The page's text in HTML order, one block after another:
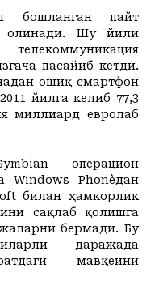
бошланган пайт
олинади. Шу йили
пасайиб кетди.
ошиқ смартфон
йилга келиб 77,3
миллиард евролаб
операцион
Phone`дан
билан ҳамкорлик
сақлаб қолишга
бермади. Бу
даражада
мавқеини